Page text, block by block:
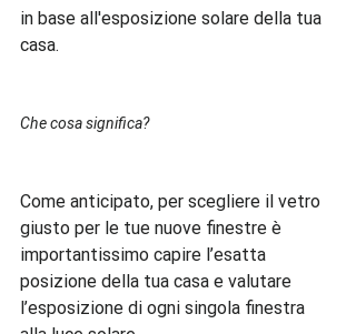
in base all'esposizione solare della tua
casa.
Che cosa significa?
Come anticipato, per scegliere il vetro
giusto per le tue nuove finestre è
importantissimo capire l’esatta
posizione della tua casa e valutare
l’esposizione di ogni singola finestra